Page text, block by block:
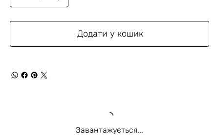
Додати у кошик
Завантажується...